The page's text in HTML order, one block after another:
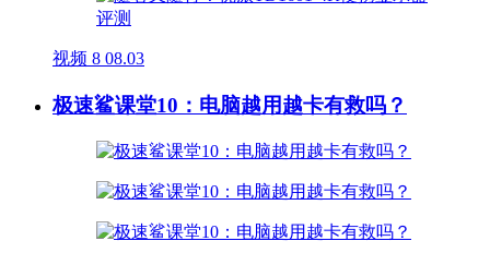
视频 8 08.03
极速鲨课堂10：电脑越用越卡有救吗？